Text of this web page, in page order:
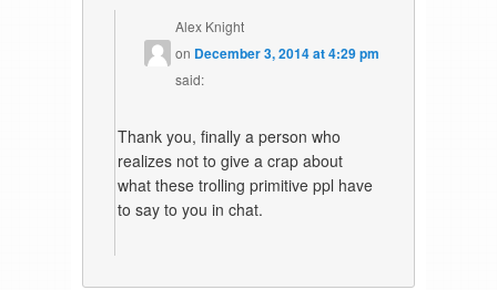
Alex Knight
on December 3, 2014 at 4:29 pm
said:
Thank you, finally a person who
realizes not to give a crap about
what these trolling primitive ppl have
to say to you in chat.